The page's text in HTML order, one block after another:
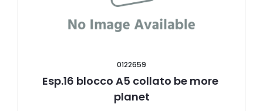
0122659
Esp.16 blocco A5 collato be more
planet